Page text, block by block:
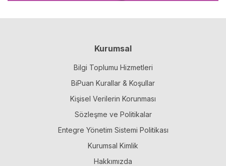
Kurumsal
Bilgi Toplumu Hizmetleri
BiPuan Kurallar & Koşullar
Kişisel Verilerin Korunması
Sözleşme ve Politikalar
Entegre Yönetim Sistemi Politikası
Kurumsal Kimlik
Hakkımızda